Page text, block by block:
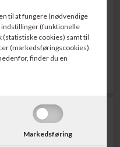
til at fungere (nødvendige
indstillinger (funktionelle
cookies) samt til
(markedsføringscookies).
finder du en
Markedsføring
Lexmark 20N2XK0
Tonerkassette Retur-Program Sort
6.700 sider
1.320,00